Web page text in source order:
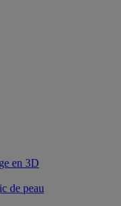
en 3D
de peau